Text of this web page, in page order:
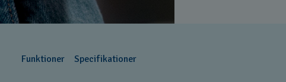
Funktioner Specifikationer